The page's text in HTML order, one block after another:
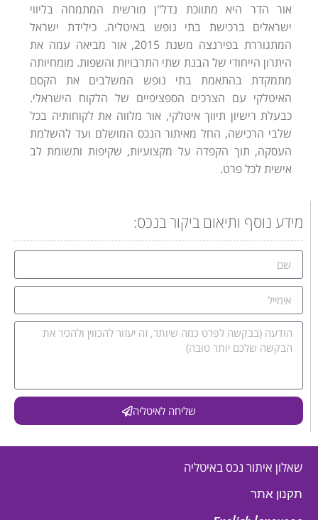
אור הדר היא מתווכת נדל"ן מורשית המתמחה בליווי
ישראלים ברכישת בתי נופש באיטליה. כילידת ישראל
המתגוררת בפירנצה משנת 2015, אור מביאה עמה את
היתרון הייחודי של הבנת שתי התרבויות והשפות. מומחיותה
מתמקדת בהתאמת בתי נופש המשלבים את הקסם
האיטלקי עם הצרכים הספציפיים של הלקוח הישראלי.
כבעלת רישיון תיווך איטלקי, אור מלווה את לקוחותיה בכל
שלבי הרכישה, החל מאיתור הנכס המושלם ועד להשלמת
העסקה, תוך הקפדה על מקצועיות, שקיפות ותשומת לב
אישית לכל פרט.
מידע נוסף ותיאום ביקור בנכס:
שליחה לאיטליה
שאלון איתור נכס באיטליה
תקנון אתר